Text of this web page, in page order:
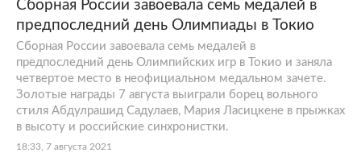
Сборная России завоевала семь медалей в
предпоследний день Олимпиады в Токио
Сборная России завоевала семь медалей в
предпоследний день Олимпийских игр в Токио и заняла
четвертое место в неофициальном медальном зачете.
Золотые награды 7 августа выиграли борец вольного
стиля Абдулрашид Садулаев, Мария Ласицкене в прыжках
в высоту и российские синхронистки.
18:33, 7 августа 2021